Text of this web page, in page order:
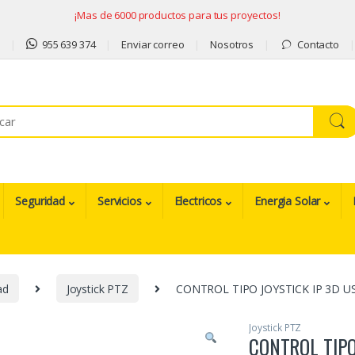
¡Mas de 6000 productos para tus proyectos!
955 639 374 Enviar correo Nosotros Contacto
Seguridad Servicios Electricos Energia Solar
Joystick PTZ CONTROL TIPO JOYSTICK IP 3D
Joystick PTZ
CONTROL